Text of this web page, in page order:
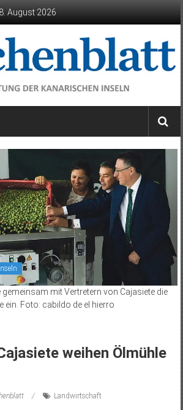
8. August 2026
gemeinsam mit Vertretern von Cajasiete die
ein. Foto: cabildo de el hierro
weihen Ölmühle
Landwirtschaft